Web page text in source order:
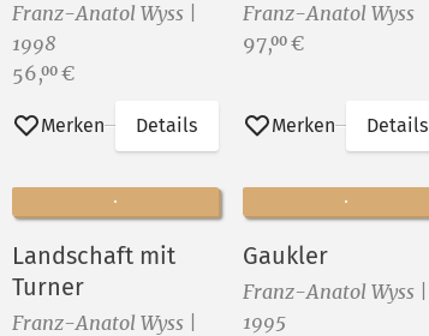
Franz-Anatol Wyss |
1998
Preis:
56,00 €
Merken Details
Franz-Anatol Wyss
Preis:
97,00 €
Merken Details
Landschaft mit
Turner
Franz-Anatol Wyss |
Gaukler
Franz-Anatol Wyss |
1995